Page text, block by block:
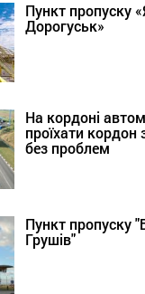
Пункт пропуску
Дорогуськ»
На кордоні
проїхати
без проблем
Пункт пропуску
Грушів"